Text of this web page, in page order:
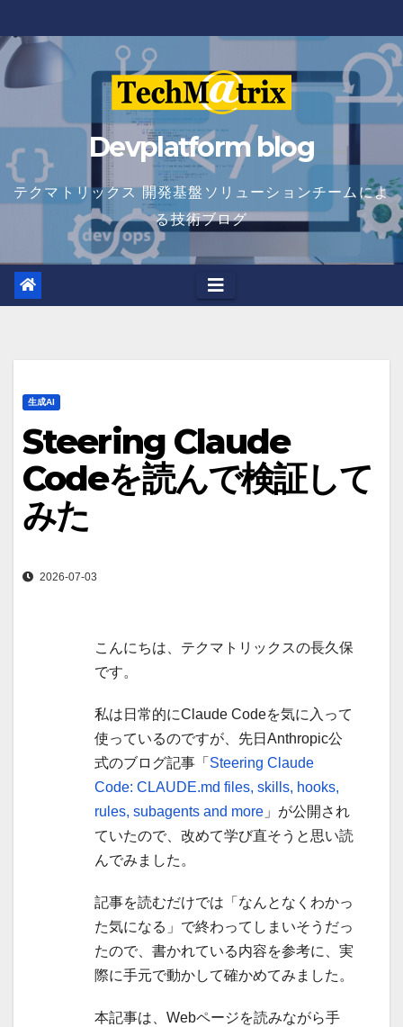
to
content
Devplatform blog
テクマトリックス 開発基盤ソリューションチームによ
る技術ブログ
生成AI
Steering Claude
Codeを読んで検証して
みた
2026-07-03
こんにちは、テクマトリックスの長久保
です。
私は日常的にClaude Codeを気に入って
使っているのですが、先日Anthropic公
式のブログ記事「 Steering Claude
Code: CLAUDE.md files, skills, hooks,
rules, subagents and more 」が公開され
ていたので、改めて学び直そうと思い読
んでみました。
記事を読むだけでは「なんとなくわかっ
た気になる」で終わってしまいそうだっ
たので、書かれている内容を参考に、実
際に手元で動かして確かめてみました。
本記事は、Webページを読みながら手